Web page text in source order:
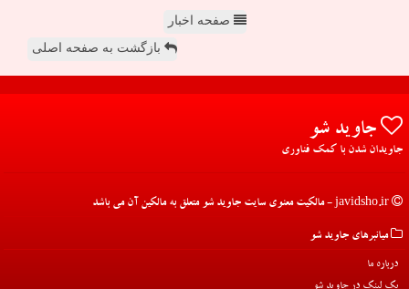
صفحه اخبار
بازگشت به صفحه اصلی
جاوید شو
جاویدان شدن با کمک فناوری
میانبرهای جاوید شو
درباره ما
بک لینک در جاوید شو